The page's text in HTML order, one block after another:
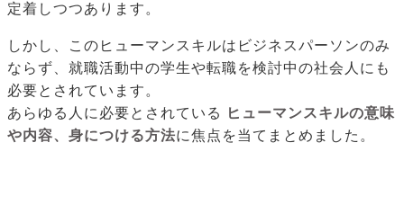
定着しつつあります。
しかし、このヒューマンスキルはビジネスパーソンのみ
ならず、就職活動中の学生や転職を検討中の社会人にも
必要とされています。
あらゆる人に必要とされている
ヒューマンスキルの意味
や内容、身につける方法に焦点を当てまとめました。